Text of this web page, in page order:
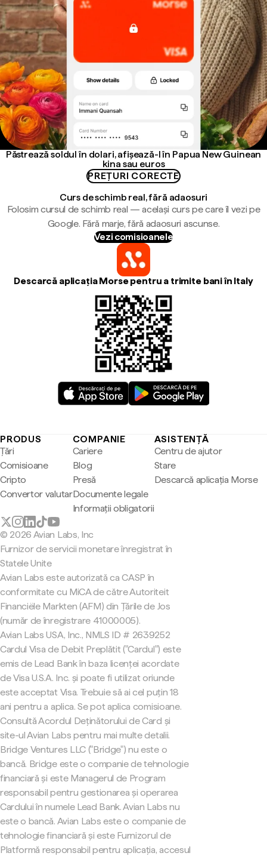
Păstrează soldul în dolari, afișează-l în Papua New Guinean
kina sau euros
PREȚURI CORECTE
Curs de schimb real, fără adaosuri
Folosim cursul de schimb real — același curs pe care îl vezi pe
Google. Fără marje, fără adaosuri ascunse.
Vezi comisioanele
Descarcă aplicația Morse pentru a trimite bani în Italy
PRODUS
Țări
Comisioane
Cripto
Convertor valutar
COMPANIE
Cariere
Blog
Presă
Documente legale
Informații obligatorii
ASISTENȚĂ
Centru de ajutor
Stare
Descarcă aplicația Morse
© 2026 Avian Labs, Inc
Furnizor de servicii monetare înregistrat în
Statele Unite
Avian Labs este autorizată ca CASP în
conformitate cu MiCA de către Autoriteit
Financiële Markten (AFM) din Țările de Jos
(număr de înregistrare 41000005).
Avian Labs USA, Inc., NMLS ID # 2639252
Cardul Visa de Debit Preplătit ("Cardul") este
emis de Lead Bank în baza licenței acordate
de Visa U.S.A. Inc. și poate fi utilizat oriunde
este acceptat Visa. Trebuie să ai cel puțin 18
ani pentru a aplica. Se pot aplica comisioane.
Consultă Acordul Deținătorului de Card și
site-ul Avian Labs pentru mai multe detalii.
Bridge Ventures LLC ("Bridge") nu este o
bancă. Bridge este o companie de tehnologie
financiară și este Managerul de Program
responsabil pentru gestionarea și operarea
Cardului în numele Lead Bank. Avian Labs nu
este o bancă. Avian Labs este o companie de
tehnologie financiară și este Furnizorul de
Platformă responsabil pentru aplicația, accesul